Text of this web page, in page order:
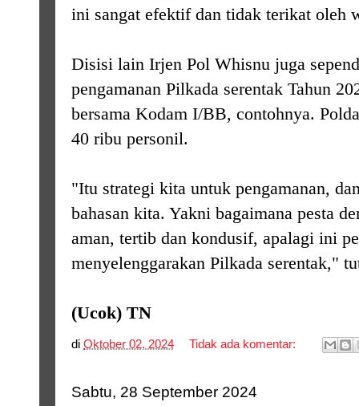
ini sangat efektif dan tidak terikat oleh
Disisi lain Irjen Pol Whisnu juga
pengamanan Pilkada serentak Tahun
bersama Kodam I/BB, contohnya.
40 ribu personil.
"Itu strategi kita untuk pengamanan,
bahasan kita. Yakni bagaimana pesta
aman, tertib dan kondusif, apalagi ini
menyelenggarakan Pilkada serentak,"
(Ucok) TN
di Oktober 02, 2024 Tidak ada komentar:
Sabtu, 28 September 2024